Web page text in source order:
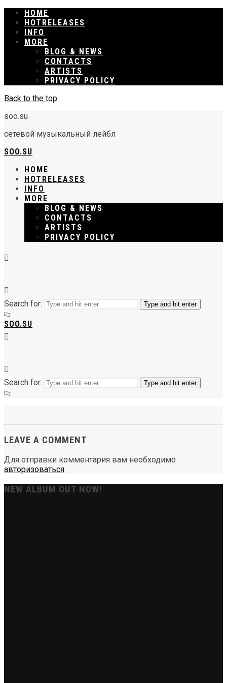
HOME
RELEASES
INFO
MORE
BLOG & NEWS
CONTACTS
ARTISTS
PRIVACY POLICY
Back to the top
soo.su
сетевой музыкальный лейбл
SOO.SU
HOME
RELEASES
INFO
MORE
BLOG & NEWS
CONTACTS
ARTISTS
PRIVACY POLICY
Search for: Type and hit enter
SOO.SU
Search for: Type and hit enter
LEAVE A COMMENT
Для отправки комментария вам необходимо
авторизоваться.
NEW ALBUM OUT NOW!